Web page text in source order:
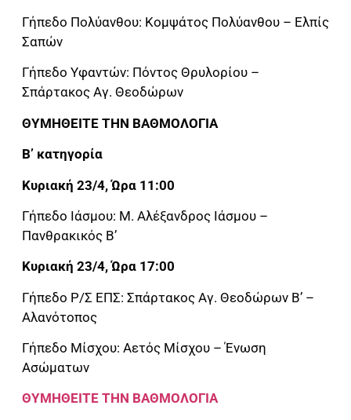
Γήπεδο Πολύανθου: Κομψάτος Πολύανθου – Ελπίς
Σαπών
Γήπεδο Υφαντών: Πόντος Θρυλορίου –
Σπάρτακος Αγ. Θεοδώρων
ΘΥΜΗΘΕΙΤΕ ΤΗΝ ΒΑΘΜΟΛΟΓΙΑ
Β’ κατηγορία
Κυριακή 23/4, Ώρα 11:00
Γήπεδο Ιάσμου: Μ. Αλέξανδρος Ιάσμου –
Πανθρακικός Β’
Κυριακή 23/4, Ώρα 17:00
Γήπεδο Ρ/Σ ΕΠΣ: Σπάρτακος Αγ. Θεοδώρων Β’ –
Αλανότοπος
Γήπεδο Μίσχου: Αετός Μίσχου – Ένωση
Ασώματων
ΘΥΜΗΘΕΙΤΕ ΤΗΝ ΒΑΘΜΟΛΟΓΙΑ